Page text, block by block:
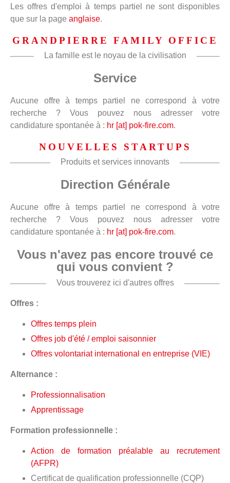
Les offres d'emploi à temps partiel ne sont disponibles
que sur la page anglaise.
GRANDPIERRE FAMILY OFFICE
La famille est le noyau de la civilisation
Service
Aucune offre à temps partiel ne correspond à votre
recherche ? Vous pouvez nous adresser votre
candidature spontanée à : hr [at] pok-fire.com.
NOUVELLES STARTUPS
Produits et services innovants
Direction Générale
Aucune offre à temps partiel ne correspond à votre
recherche ? Vous pouvez nous adresser votre
candidature spontanée à : hr [at] pok-fire.com.
Vous n'avez pas encore trouvé ce
qui vous convient ?
Vous trouverez ici d'autres offres
Offres :
Offres temps plein
Offres job d'été / emploi saisonnier
Offres volontariat international en entreprise (VIE)
Alternance :
Professionnalisation
Apprentissage
Formation professionnelle :
Action de formation préalable au recrutement
(AFPR)
Certificat de qualification professionnelle (CQP)